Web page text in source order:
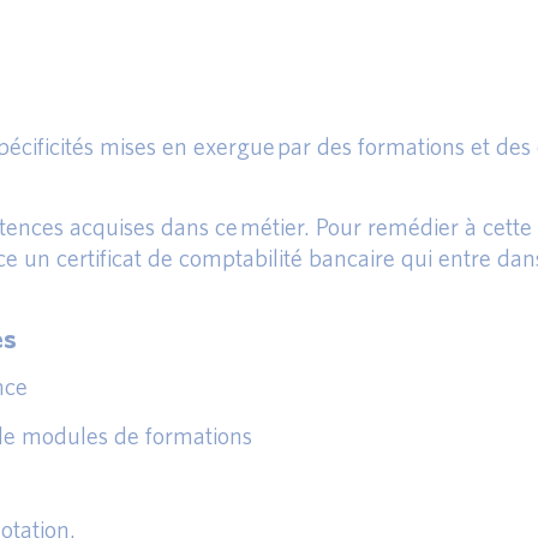
mises en exergue par des formations et des
acquises dans ce métier. Pour remédier à
un certificat de comptabilité bancaire qui entre
modules de formations